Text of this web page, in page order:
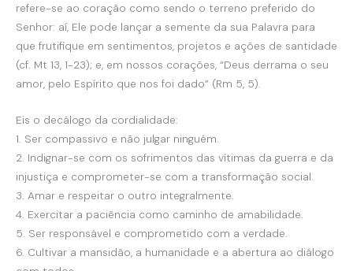
refere-se ao coração como sendo o terreno preferido do
Senhor: aí, Ele pode lançar a semente da sua Palavra para
que frutifique em sentimentos, projetos e ações de santidade
(cf. Mt 13, 1-23); e, em nossos corações, “Deus derrama o seu
amor, pelo Espírito que nos foi dado” (Rm 5, 5).
Eis o decálogo da cordialidade:
1. Ser compassivo e não julgar ninguém.
2. Indignar-se com os sofrimentos das vítimas da guerra e da
injustiça e comprometer-se com a transformação social.
3. Amar e respeitar o outro integralmente.
4. Exercitar a paciência como caminho de amabilidade.
5. Ser responsável e comprometido com a verdade.
6. Cultivar a mansidão, a humanidade e a abertura ao diálogo